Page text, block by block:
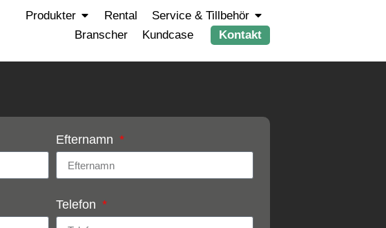
Produkter Rental
Service & Tillbehör
Branscher
Kundcase Kontakt
Efternamn
Telefon